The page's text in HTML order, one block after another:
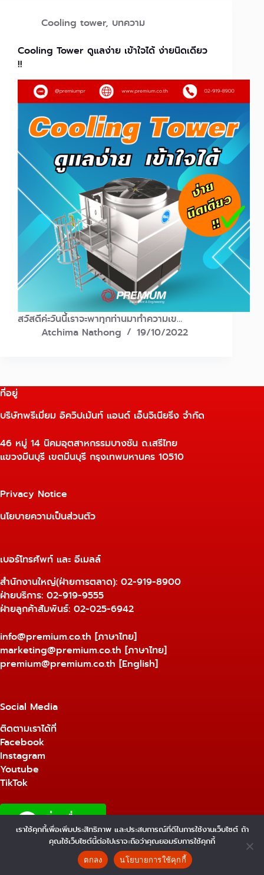
Cooling tower, บทความ
Cooling Tower ดูแลง่าย เข้าใจได้ ง่ายนิดเดียว
!!
สวัสดีค่ะวันนี้เราจะพาทุกท่านมาทำความเข…
Atchima Nathong
19/10/2022
ที่อยู่
บริษัทพรีเมี่ยม อิควิปเม้นท์ แอนด์ เอ็นจิเนียริ่ง จำกัด
46 หมู่ 14 นิคมอุตสาหกรรมบางชัน ถ.เสรีไทย
แขวงมีนบุรี เขตมีนบุรี กรุงเทพมหานคร 10510
Privacy Notice
นโยบายความเป็นส่วนตัว
เบอร์โทรศัพท์ และ อีเมลล์
สำนักงานใหญ่(ฝ่ายการตลาด): 02-919-8900
ฝ่ายบริการ: 02-919-9555
ฝ่ายลูกค้าสัมพันธ์: 02-025-6942
info@premium.co.th [ภาษาไทย]
marketing@premium.co.th [ภาษาไทย]
premium@premium.co.th [English]
Social Media
ติดตามเราได้ที่
Facebook
Instagram
Youtube
TikTok
Copyright © 2026 - Premium Equipment &
Engineering Co., Ltd. - WordPress Theme by
เราใช้คุกกี้เพื่อเพิ่มประสิทธิภาพ และประสบการณ์ที่ดีในการใช้งานเว็บไซต์ ถ้า
คุณใช้เว็บไซต์นี้ต่อไปเราจะถือว่าคุณยอมรับการใช้คุกกี้
ตกลง นโยบายการใช้คุกกี้